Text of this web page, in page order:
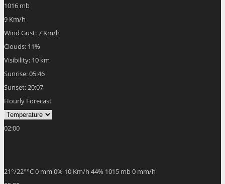
1016 mb
9 Km/h
Wind Gust:7 Km/h
Clouds: 11%
Visibility: 10 km
Sunrise:05:46
Sunset:20:07
Hourly Forecast
02:00
21°/22°°C0 mm 0% 10 Km/h 44% 1015 mb0 mm/h